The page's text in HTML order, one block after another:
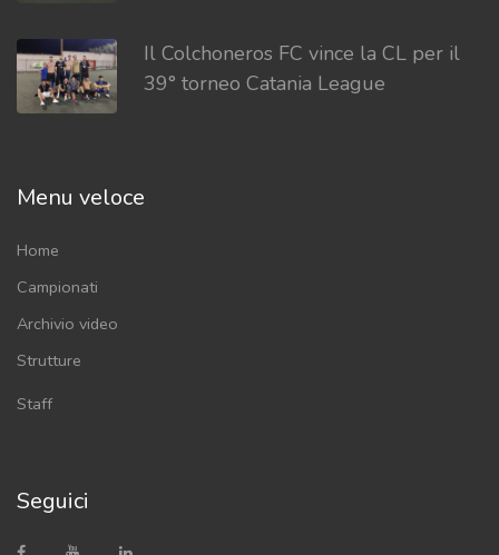
Il Colchoneros FC vince la CL per il
39° torneo Catania League
Menu veloce
Home
Campionati
Archivio video
Strutture
Staff
Seguici